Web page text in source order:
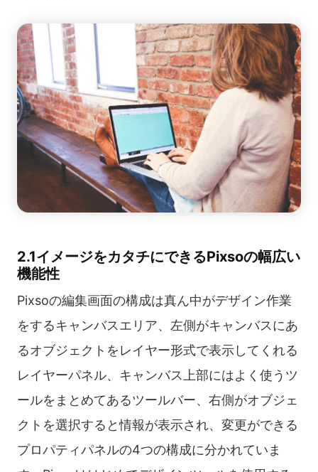
2.1イメージをカタチにできるPixsoの幅広い
機能性
Pixsoの編集画面の構成は真ん中がデザイン作業
をするキャンバスエリア、左側がキャンバスにあ
るオブジェクトをレイヤー形式で表示してくれる
レイヤーパネル、キャンバス上部にはよく使うツ
ールをまとめてあるツールバー、右側がオブジェ
クトを選択すると情報が表示され、変更ができる
プロパティパネルの4つの構成に分かれていま